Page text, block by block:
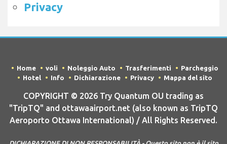
Privacy
Home voli Noleggio Auto Trasferimenti
Parcheggio
Hotel
Info Dichiarazione Privacy Mappa del sito
COPYRIGHT © 2026 Try Quantum OU trading as
"TripTQ" and ottawaairport.net (also known as TripTQ
Aeroporto Ottawa International) / All Rights Reserved.